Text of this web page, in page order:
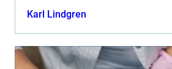
spricka och slä...
Karl Lindgren